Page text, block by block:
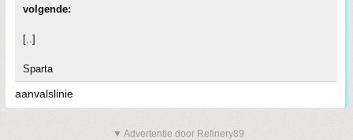
volgende:
[..]
Sparta
aanvalslinie
▼ Advertentie door Refinery89